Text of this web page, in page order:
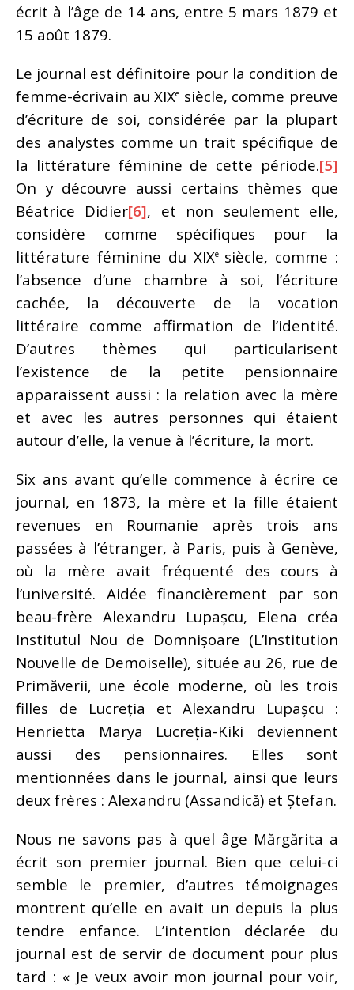
écrit à l’âge de 14 ans, entre 5 mars 1879 et
15 août 1879.
Le journal est définitoire pour la condition de
femme-écrivain au XIXe siècle, comme preuve
d’écriture de soi, considérée par la plupart
des analystes comme un trait spécifique de
la littérature féminine de cette période.[5]
On y découvre aussi certains thèmes que
Béatrice Didier[6], et non seulement elle,
considère comme spécifiques pour la
littérature féminine du XIXe siècle, comme :
l’absence d’une chambre à soi, l’écriture
cachée, la découverte de la vocation
littéraire comme affirmation de l’identité.
D’autres thèmes qui particularisent
l’existence de la petite pensionnaire
apparaissent aussi : la relation avec la mère
et avec les autres personnes qui étaient
autour d’elle, la venue à l’écriture, la mort.
Six ans avant qu’elle commence à écrire ce
journal, en 1873, la mère et la fille étaient
revenues en Roumanie après trois ans
passées à l’étranger, à Paris, puis à Genève,
où la mère avait fréquenté des cours à
l’université. Aidée financièrement par son
beau-frère Alexandru Lupașcu, Elena créa
Institutul Nou de Domnișoare (L’Institution
Nouvelle de Demoiselle), située au 26, rue de
Primăverii, une école moderne, où les trois
filles de Lucreția et Alexandru Lupașcu :
Henrietta Marya Lucreția-Kiki deviennent
aussi des pensionnaires. Elles sont
mentionnées dans le journal, ainsi que leurs
deux frères : Alexandru (Assandică) et Ștefan.
Nous ne savons pas à quel âge Mărgărita a
écrit son premier journal. Bien que celui-ci
semble le premier, d’autres témoignages
montrent qu’elle en avait un depuis la plus
tendre enfance. L’intention déclarée du
journal est de servir de document pour plus
tard : « Je veux avoir mon journal pour voir,